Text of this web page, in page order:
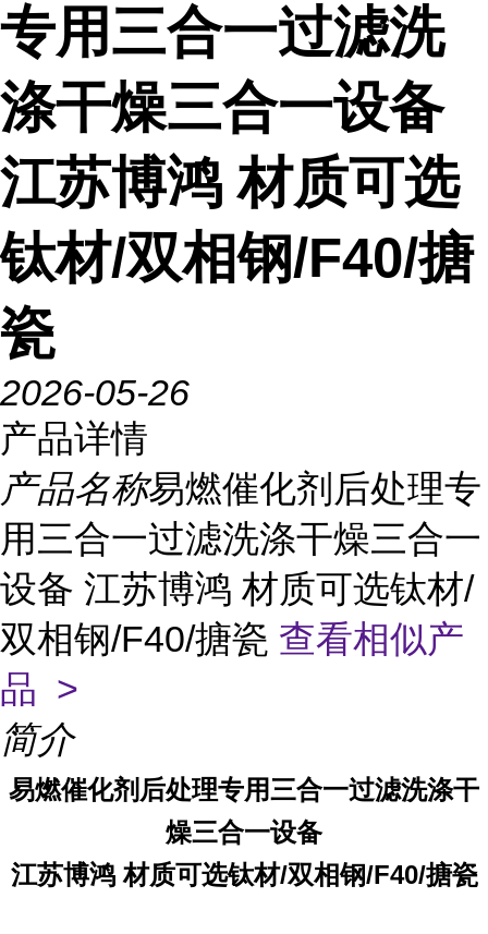
专用三合一过滤洗
涤干燥三合一设备
江苏博鸿 材质可选
钛材/双相钢/F40/搪
瓷
2026-05-26
产品详情
产品名称易燃催化剂后处理专
用三合一过滤洗涤干燥三合一
设备 江苏博鸿 材质可选钛材/
双相钢/F40/搪瓷 查看相似产
品 >
简介
易燃催化剂后处理专用三合一过滤洗涤干
燥三合一设备
江苏博鸿 材质可选钛材/双相钢/F40/搪瓷